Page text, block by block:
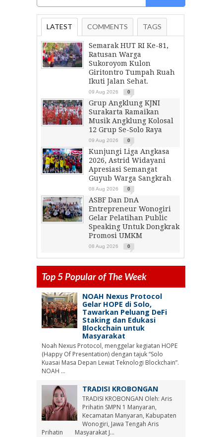
LATEST COMMENTS TAGS
Semarak HUT RI Ke-81,
Ratusan Warga
Sukoroyom Kulon
Giritontro Tumpah Ruah
Ikuti Jalan Sehat.
09 Aug 2026 0
Grup Angklung KJNI
Surakarta Ramaikan
Musik Angklung Kolosal
12 Grup Se-Solo Raya
09 Aug 2026 0
Kunjungi Liga Angkasa
2026, Astrid Widayani
Apresiasi Semangat
Guyub Warga Sangkrah
08 Aug 2026 0
ASBF Dan DnA
Entrepreneur Wonogiri
Gelar Pelatihan Public
Speaking Untuk Dongkrak
Promosi UMKM
08 Aug 2026 0
Top 5 Popular of The Week
NOAH Nexus Protocol
Gelar HOPE di Solo,
Tawarkan Peluang DeFi
Staking dan Edukasi
Blockchain untuk
Masyarakat
Noah Nexus Protocol, menggelar kegiatan HOPE
(Happy Of Presentation) dengan tajuk “Solo
Kuasai Masa Depan Lewat Teknologi Blockchain”.
NOAH ...
TRADISI KROBONGAN
TRADISI KROBONGAN Oleh: Aris
Prihatin SMPN 1 Manyaran,
Kecamatan Manyaran, Kabupaten
Wonogiri, Jawa Tengah Aris
Prihatin Masyarakat J...